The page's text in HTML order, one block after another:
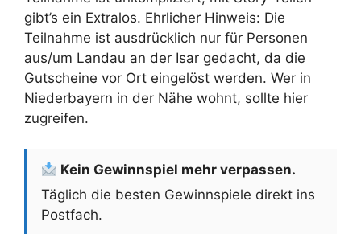
gibt’s ein Extralos. Ehrlicher Hinweis: Die
Teilnahme ist ausdrücklich nur für Personen
aus/um Landau an der Isar gedacht, da die
Gutscheine vor Ort eingelöst werden. Wer in
Niederbayern in der Nähe wohnt, sollte hier
zugreifen.
Kein Gewinnspiel mehr verpassen.
Täglich die besten Gewinnspiele direkt ins
Postfach.